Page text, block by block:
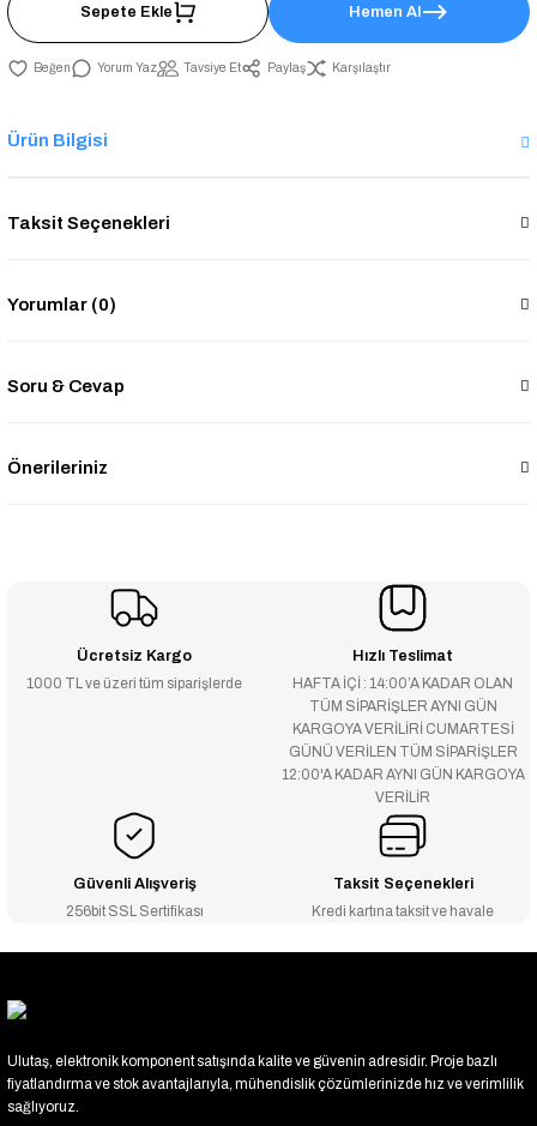
Sepete Ekle Hemen Al
Yorum Yaz Tavsiye Et Paylaş Karşılaştır
Ürün Bilgisi
Taksit Seçenekleri
Yorumlar (0)
Soru & Cevap
Önerileriniz
Ücretsiz Kargo
1000 TL ve üzeri tüm siparişlerde
Hızlı Teslimat
HAFTA İÇİ : 14:00’A KADAR OLAN
TÜM SİPARİŞLER AYNI GÜN
KARGOYA VERİLİRİ CUMARTESİ
GÜNÜ VERİLEN TÜM SİPARİŞLER
12:00'A KADAR AYNI GÜN KARGOYA
VERİLİR
Güvenli Alışveriş
256bit SSL Sertifikası
Taksit Seçenekleri
Kredi kartına taksit ve havale
Ulutaş, elektronik komponent satışında kalite ve güvenin adresidir. Proje bazlı
fiyatlandırma ve stok avantajlarıyla, mühendislik çözümlerinizde hız ve verimlilik
sağlıyoruz.